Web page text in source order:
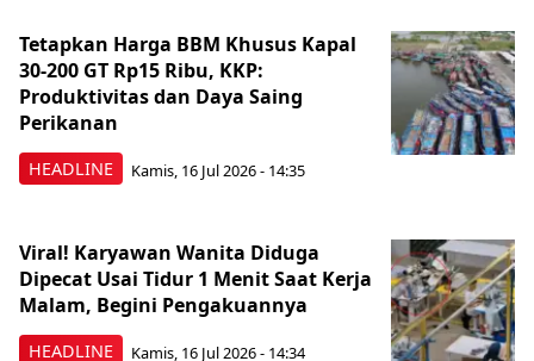
HEADLINE
Tetapkan Harga BBM Khusus Kapal
30-200 GT Rp15 Ribu, KKP:
Produktivitas dan Daya Saing
Perikanan
Kamis, 16 Jul 2026 - 14:35
HEADLINE
Viral! Karyawan Wanita Diduga
Dipecat Usai Tidur 1 Menit Saat Kerja
Malam, Begini Pengakuannya
Kamis, 16 Jul 2026 - 14:34